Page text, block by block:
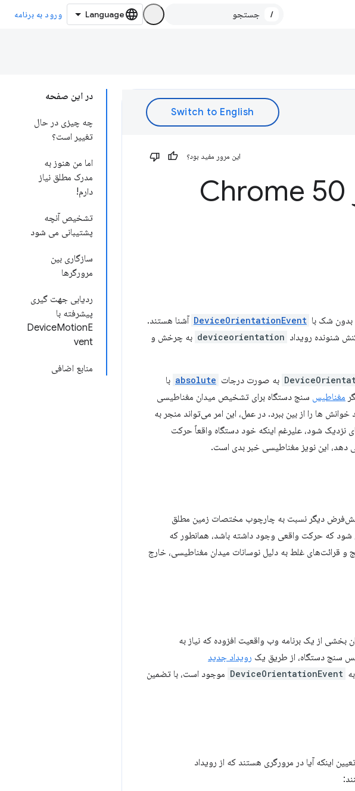
/ ورود به برنامه
در این صفحه
چه چیزی در حال
تغییر است؟
اما من هنوز به
مدرک مطلق نیاز
دارم!
تشخیص آنچه
پشتیبانی می شود
سازگاری بین
مرورگرها
ردیابی جهت گیری
پیشرفته با
DeviceMotionE
vent
منابع اضافی
این مرور مفید بود؟
تغییرات جهت‌گیری دستگاه در Chrome 50
بدون شک با DeviceOrientationEvent آشنا هستند.
شنونده رویداد deviceorientation به چرخش و
به صورت درجات absolute با
مغناطیس سنج دستگاه برای تشخیص میدان مغناطیسی
ها را از بین ببرد. در عمل، این امر می‌تواند منجر به
نزدیک شود، علیرغم اینکه خود دستگاه واقعاً حرکت
دهد، این نویز مغناطیسی خبر بدی است.
دیگر نسبت به چارچوب مختصات زمین مطلق
شود که حرکت واقعی وجود داشته باشد، همانطور که
غلط به دلیل نوسانات میدان مغناطیسی، خارج
بخشی از یک برنامه وب واقعیت افزوده که نیاز به
سنج دستگاه، از طریق یک رویداد جدید
DeviceOrientationEvent موجود است، با تضمین
اینکه آیا در مرورگری هستند که از رویداد